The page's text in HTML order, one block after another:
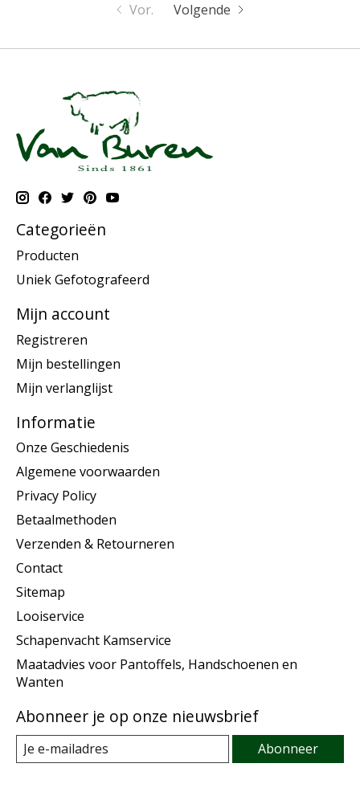
Vor. Volgende
Categorieën
Producten
Uniek Gefotografeerd
Mijn account
Registreren
Mijn bestellingen
Mijn verlanglijst
Informatie
Onze Geschiedenis
Algemene voorwaarden
Privacy Policy
Betaalmethoden
Verzenden & Retourneren
Contact
Sitemap
Looiservice
Schapenvacht Kamservice
Maatadvies voor Pantoffels, Handschoenen en
Wanten
Abonneer je op onze nieuwsbrief
Abonneer